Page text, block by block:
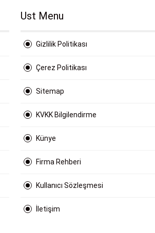
Ust Menu
Gizlilik Politikası
Çerez Politikası
Sitemap
KVKK Bilgilendirme
Künye
Firma Rehberi
Kullanıcı Sözleşmesi
İletişim